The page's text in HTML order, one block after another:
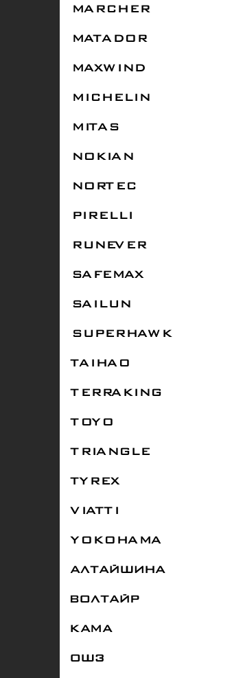
MARCHER
MATADOR
MAXWIND
MICHELIN
MITAS
NOKIAN
NORTEC
PIRELLI
RUNEVER
SAFEMAX
SAILUN
SUPERHAWK
TAIHAO
TERRAKING
TOYO
TRIANGLE
TYREX
VIATTI
YOKOHAMA
АЛТАЙШИНА
ВОЛТАЙР
КАМА
ОШЗ